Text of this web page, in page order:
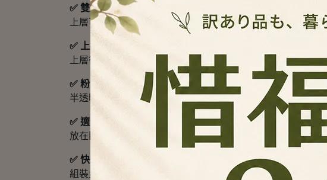
✅ 雙層雙門設計
上層可放內衣、襪子、毛巾或常用小物；下層可分類放置內
✅ 上掀開蓋＋前方開門
上層從上方拿，下層從前方拿，不用一直翻、不用一直挪，
✅ 粉色可視外觀
半透明粉色設計，內容物大致可辨識，比全不透明盒更好找
✅ 適合多場景使用
放在臥室衣櫃，可整理內衣、內褲、襪子；放在化妝台或桌
✅ 快速組裝 SO EASY
組裝步驟說明，結構由板片、連接件與門片組成，適合想快